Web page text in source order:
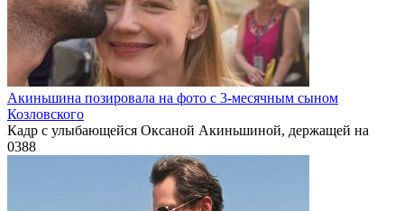
Акиньшина позировала на фото с 3-месячным сыном
Козловского
Кадр с улыбающейся Оксаной Акиньшиной, держащей на
0388